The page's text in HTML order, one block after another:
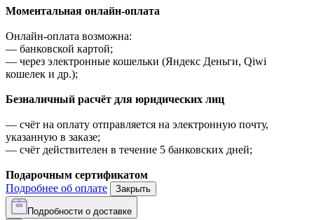
Моментальная онлайн-оплата
Онлайн-оплата возможна:
— банковской картой;
— через электронные кошельки (Яндекс Деньги, Qiwi
кошелек и др.);
Безналичный расчёт для юридических лиц
— счёт на оплату отправляется на электронную почту,
указанную в заказе;
— счёт действителен в течение 5 банковских дней;
Подарочным сертификатом
Подробнее об оплате
Закрыть
Подробности о доставке